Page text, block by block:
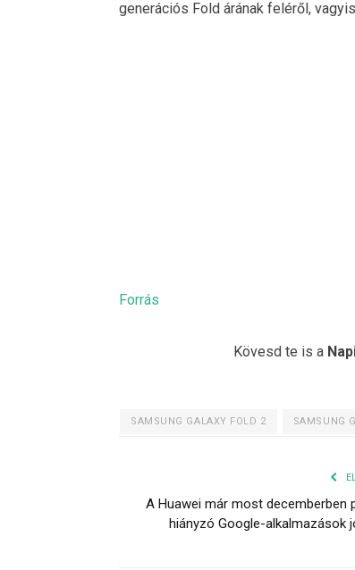
generációs Fold árának feléről,
Forrás
Kövesd te is a
SAMSUNG GALAXY FOLD 2 SAMSUNG
A Huawei már most decemberben
hiányzó Google-alkalmazások